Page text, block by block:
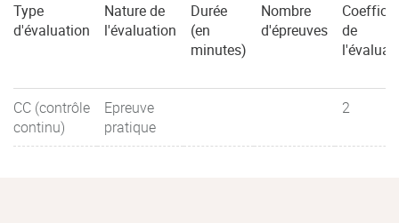
Type
d'évaluation
Nature de
l'évaluation
Durée
(en
minutes)
Nombre
d'épreuves
de
CC (contrôle
continu)
Epreuve
pratique
2